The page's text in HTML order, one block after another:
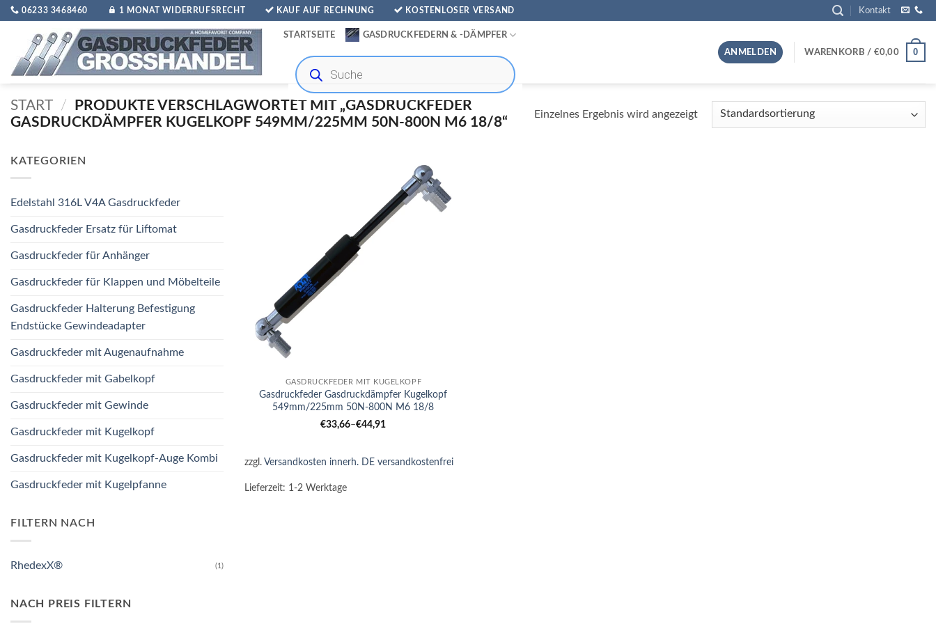
Zum
springen
06233 3468460 1 MONAT WIDERRUFSRECHT KAUF AUF RECHNUNG KOSTENLOSER VERSAND Kontakt
STARTSEITE GASDRUCKFEDERN & -DÄMPFER
Products
search
ANMELDEN WARENKORB / €0,00 0
START /
PRODUKTE VERSCHLAGWORTET MIT „GASDRUCKFEDER
GASDRUCKDÄMPFER KUGELKOPF 549MM/225MM 50N-800N M6 18/8“
Einzelnes Ergebnis wird angezeigt
KATEGORIEN
Edelstahl 316L V4A Gasdruckfeder
Gasdruckfeder Ersatz für Liftomat
Gasdruckfeder für Anhänger
Gasdruckfeder für Klappen und Möbelteile
Gasdruckfeder Halterung Befestigung
Endstücke Gewindeadapter
Gasdruckfeder mit Augenaufnahme
Gasdruckfeder mit Gabelkopf
Gasdruckfeder mit Gewinde
Gasdruckfeder mit Kugelkopf
Gasdruckfeder mit Kugelkopf-Auge Kombi
Gasdruckfeder mit Kugelpfanne
FILTERN NACH
RhedexX® (1)
NACH PREIS FILTERN
GASDRUCKFEDER MIT KUGELKOPF
Gasdruckfeder Gasdruckdämpfer Kugelkopf
549mm/225mm 50N-800N M6 18/8
€33,66–€44,91
zzgl. Versandkosten innerh. DE versandkostenfrei
Lieferzeit: 1-2 Werktage